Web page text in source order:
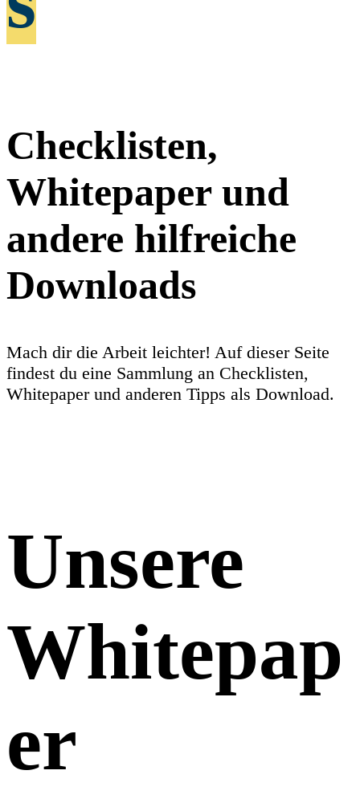
Checklisten,
Whitepaper und
andere hilfreiche
Downloads
Mach dir die Arbeit leichter! Auf dieser Seite
findest du eine Sammlung an Checklisten,
Whitepaper und anderen Tipps als Download.
Unsere
Whitepap
er